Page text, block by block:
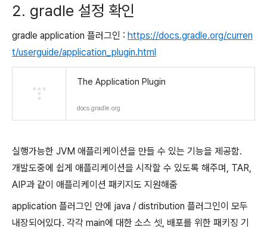
2. gradle 설정 확인
gradle application 플러그인 : https://docs.gradle.org/curren
t/userguide/application_plugin.html
The Application Plugin
docs.gradle.org
실행가능한 JVM 애플리케이션을 만들 수 있는 기능을 제공함.
개발도중에 쉽게 애플리케이션을 시작할 수 있도록 해주며, TAR,
AIP과 같이 애플리케이션 패키지도 지원해줌
application 플러그인 안에 java / distribution 플러그인이 모두
내장되어있다. 각각 main에 대한 소스 셋, 배포를 위한 패키징 기